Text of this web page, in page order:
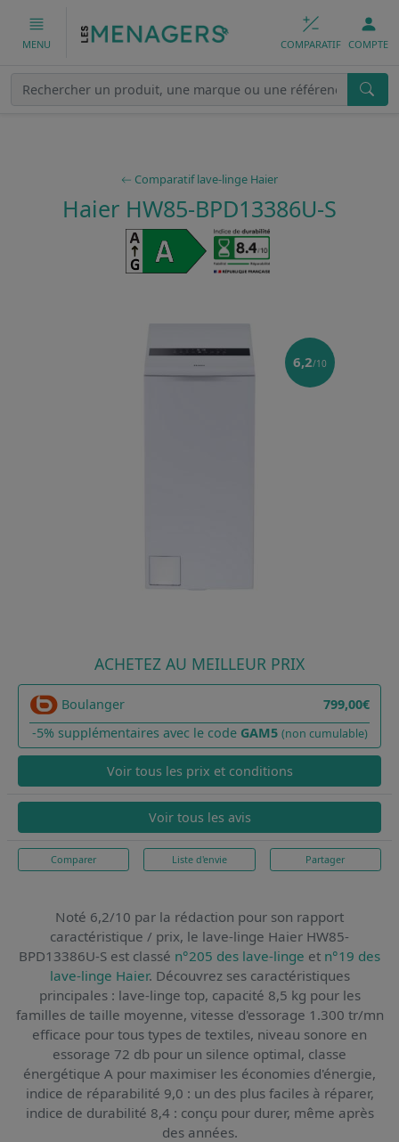
MENU COMPARATIF COMPTE
Comparatif lave-linge Haier
Haier HW85-BPD13386U-S
6,2/10
ACHETEZ AU MEILLEUR PRIX
Boulanger
799,00€
-5% supplémentaires avec le code GAM5 (non cumulable)
Voir tous les prix et conditions
Voir tous les avis
Comparer Liste d'envie Partager
Noté 6,2/10 par la rédaction pour son rapport
caractéristique / prix, le lave-linge Haier HW85-
BPD13386U-S est classé n°205 des lave-linge et n°19 des
lave-linge Haier. Découvrez ses caractéristiques
principales : lave-linge top, capacité 8,5 kg pour les
familles de taille moyenne, vitesse d'essorage 1.300 tr/mn
efficace pour tous types de textiles, niveau sonore en
essorage 72 db pour un silence optimal, classe
énergétique A pour maximiser les économies d'énergie,
indice de réparabilité 9,0 : un des plus faciles à réparer,
indice de durabilité 8,4 : conçu pour durer, même après
des années.